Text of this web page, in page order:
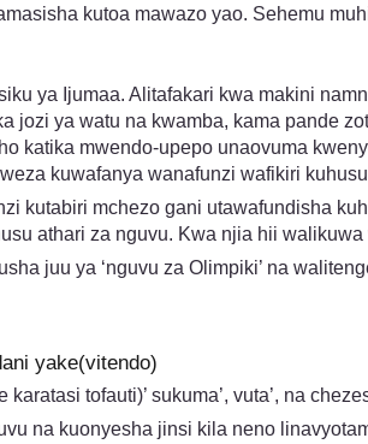
kutoa mawazo yao. Sehemu
ya Ijumaa. Alitafakari kwa makini
jozi ya watu na kwamba, kama pande
katika mwendo-upepo unaovuma
kuwafanya wanafunzi wafikiri
kutabiri mchezo gani utawafundisha
athari za nguvu. Kwa njia hii
juu ya ‘nguvu za Olimpiki’ na
yake(vitendo)
tofauti)’ sukuma’, vuta’, na
na kuonyesha jinsi kila neno